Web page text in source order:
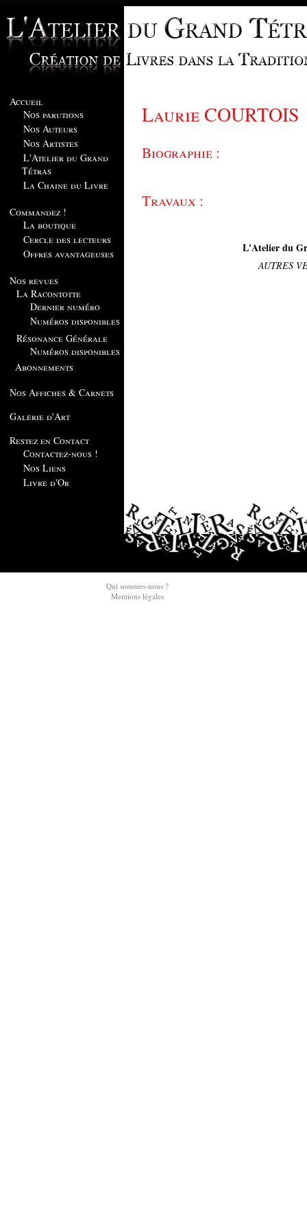
Accueil
Nos parutions
Nos Auteurs
Nos Artistes
L'Atelier du Grand
Tétras
La Chaine du Livre
Commandez !
La boutique
Cercle des lecteurs
Offres avantageuses
Nos revues
La Racontotte
Dernier numéro
Numéros disponibles
Résonance Générale
Numéros disponibles
Abonnements
Nos Affiches & Carnets
Galerie d'Art
Restez en Contact
Contactez-nous !
Nos Liens
Livre d'Or
Laurie COURTOIS
Biographie :
Travaux :
L'Atelier du
AUTRES
Qui sommes-nous ?
Mentions légales